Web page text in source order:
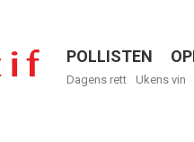
Menu
POLLISTEN
Dagens rett Ukens vin